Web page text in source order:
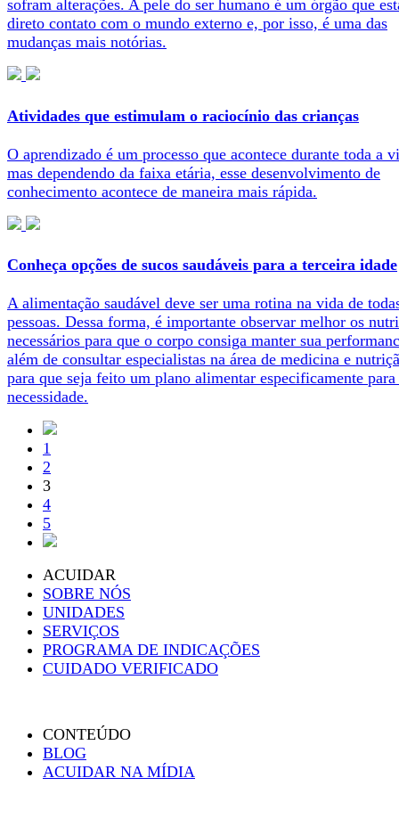
sofram alterações. A pele do ser humano é um órgão que
direto contato com o mundo externo e, por isso, é uma das
mudanças mais notórias.
Atividades que estimulam o raciocínio das crianças
O aprendizado é um processo que acontece durante toda a
mas dependendo da faixa etária, esse desenvolvimento de
conhecimento acontece de maneira mais rápida.
Conheça opções de sucos saudáveis para a terceira idade
A alimentação saudável deve ser uma rotina na vida de
pessoas. Dessa forma, é importante observar melhor os
necessários para que o corpo consiga manter sua
além de consultar especialistas na área de medicina e
para que seja feito um plano alimentar especificamente para
necessidade.
1
2
3
4
5
ACUIDAR
SOBRE NÓS
UNIDADES
SERVIÇOS
PROGRAMA DE INDICAÇÕES
CUIDADO VERIFICADO
CONTEÚDO
BLOG
ACUIDAR NA MÍDIA